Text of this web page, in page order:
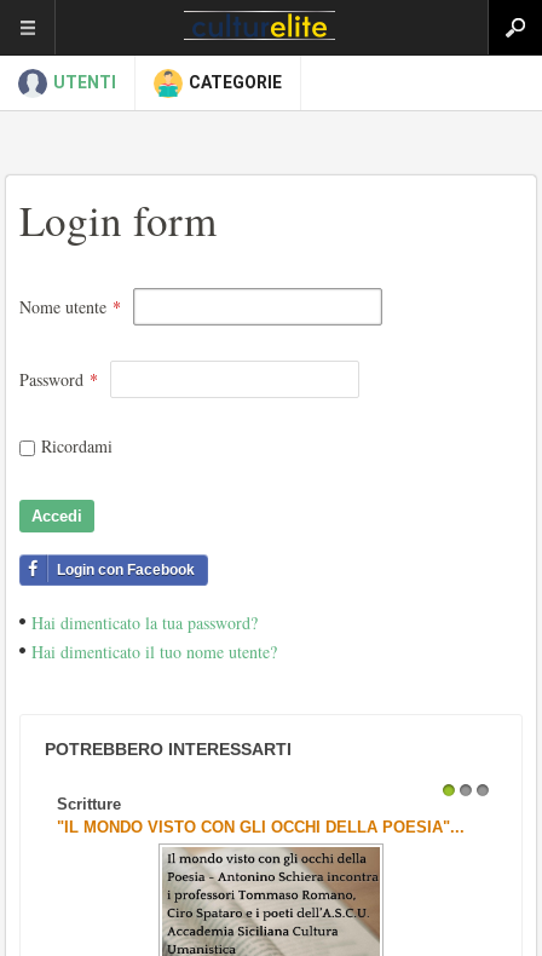
UTENTI CATEGORIE
Login form
Nome utente *
Password *
Ricordami
Accedi
Login con Facebook
Hai dimenticato la tua password?
Hai dimenticato il tuo nome utente?
POTREBBERO INTERESSARTI
Scritture
"IL MONDO VISTO CON GLI OCCHI DELLA POESIA"...